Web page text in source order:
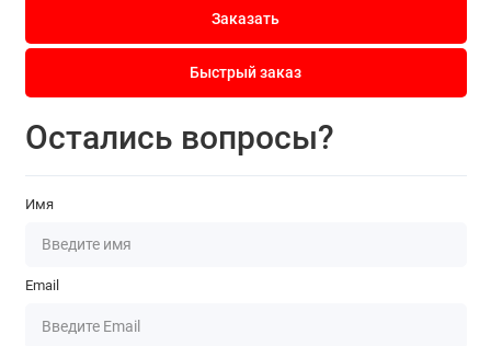
Заказать
Быстрый заказ
Остались вопросы?
Имя
Email